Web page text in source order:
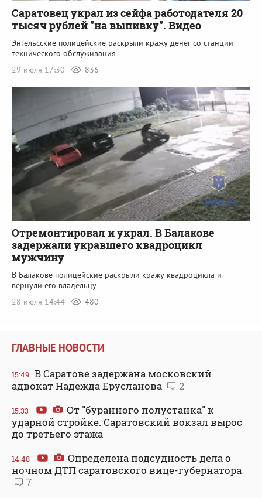
Саратовец украл из сейфа работодателя 20
тысяч рублей "на выпивку". Видео
Энгельсские полицейские раскрыли кражу денег со станции
технического обслуживания
29 июля 17:30
836
Отремонтировал и украл. В Балакове
задержали укравшего квадроцикл
мужчину
В Балакове полицейские раскрыли кражу квадроцикла и
вернули его владельцу
28 июля 14:44
480
ГЛАВНЫЕ НОВОСТИ
15:49 В Саратове задержана московский
адвокат Надежда Ерусланова
2
15:33
От "буранного полустанка" к
ударной стройке. Саратовский вокзал вырос
до третьего этажа
14:48
Определена подсудность дела о
ночном ДТП саратовского вице-губернатора
7